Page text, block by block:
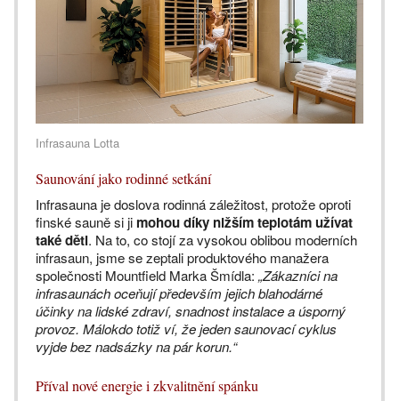
Infrasauna Lotta
Saunování jako rodinné setkání
Infrasauna je doslova rodinná záležitost, protože oproti
finské sauně si ji mohou díky nižším teplotám užívat
také děti. Na to, co stojí za vysokou oblibou moderních
infrasaun, jsme se zeptali produktového manažera
společnosti Mountfield Marka Šmídla: „Zákazníci na
infrasaunách oceňují především jejich blahodárné
účinky na lidské zdraví, snadnost instalace a úsporný
provoz. Málokdo totiž ví, že jeden saunovací cyklus
vyjde bez nadsázky na pár korun.“
Příval nové energie i zkvalitnění spánku